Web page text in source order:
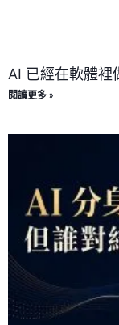
AI 已經在軟體裡
閱讀更多 »